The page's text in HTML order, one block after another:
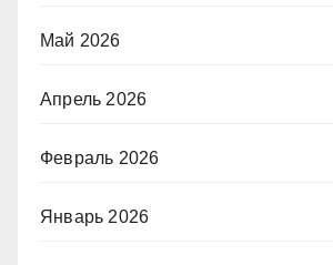
Май 2026
Апрель 2026
Февраль 2026
Январь 2026